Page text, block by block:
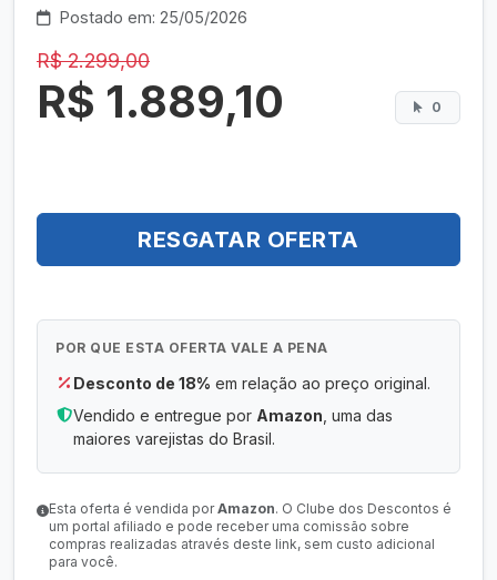
Postado em: 25/05/2026
R$ 2.299,00
R$ 1.889,10 0
RESGATAR OFERTA
POR QUE ESTA OFERTA VALE A PENA
Desconto de 18% em relação ao preço original.
Vendido e entregue por Amazon , uma das
maiores varejistas do Brasil.
Esta oferta é vendida porAmazon. O Clube dos Descontos é
um portal afiliado e pode receber uma comissão sobre
compras realizadas através deste link, sem custo adicional
para você.